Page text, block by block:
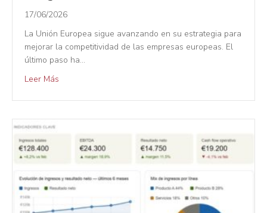
17/06/2026
La Unión Europea sigue avanzando en su estrategia para
mejorar la competitividad de las empresas europeas. El
último paso ha…
Leer Más